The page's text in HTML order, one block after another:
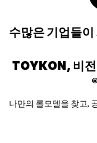
수많은 기업들
TOYKON, 비
나만의 롤모델을 찾고,